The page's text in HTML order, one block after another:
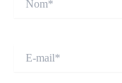
mail*